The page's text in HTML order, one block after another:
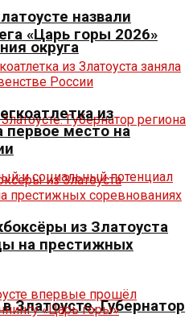
округа
Златоусте. Губернатор
назвали
«Царь горы 2026»
из
первое место на
из Златоуста
на престижных